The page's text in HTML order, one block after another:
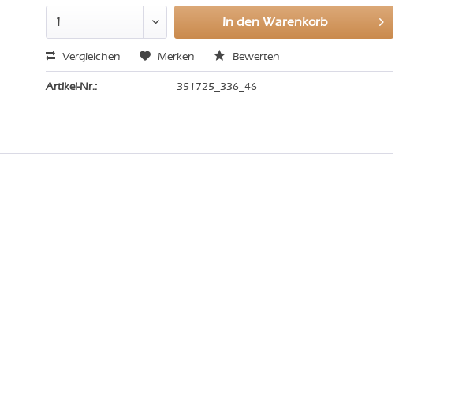
In den Warenkorb
Vergleichen Merken Bewerten
Artikel-Nr.: 351725_336_46